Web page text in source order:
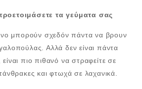
τα γεύματα σας
μπορούν σχεδόν πάντα να βρουν
Αλλά δεν είναι πάντα
πιο πιθανό να στραφείτε σε
και φτωχά σε λαχανικά.